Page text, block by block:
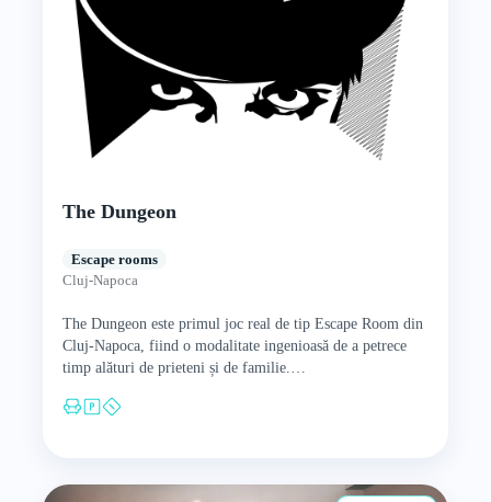
The Dungeon
Escape rooms
Cluj-Napoca
The Dungeon este primul joc real de tip Escape Room din
Cluj-Napoca, fiind o modalitate ingenioasă de a petrece
timp alături de prieteni și de familie.…